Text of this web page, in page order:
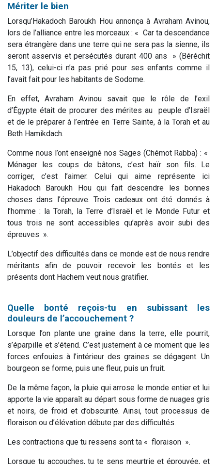
Mériter le bien
Lorsqu’Hakadoch Baroukh Hou annonça à Avraham Avinou,
lors de l’alliance entre les morceaux : « Car ta descendance
sera étrangère dans une terre qui ne sera pas la sienne, ils
seront asservis et persécutés durant 400 ans » (Béréchit
15, 13), celui-ci n’a pas prié pour ses enfants comme il
l’avait fait pour les habitants de Sodome.
En effet, Avraham Avinousavait que le rôle de l’exil
d’Égypte était de procurer des mérites au peuple d’Israël
et de le préparer à l’entrée en Terre Sainte, à laTorahet au
Beth Hamikdach.
Comme nous l’ont enseigné nos Sages (Chémot Rabba) : «
Ménager les coups de bâtons, c’est haïr son fils. Le
corriger, c’est l’aimer. Celui qui aime représente ici
Hakadoch Baroukh Hou qui fait descendre les bonnes
choses dans l’épreuve. Trois cadeaux ont été donnés à
l’homme : la Torah, la Terre d’Israël et le Monde Futur et
tous trois ne sont accessibles qu’après avoir subi des
épreuves ».
L’objectif des difficultés dans ce monde est de nous rendre
méritants afin de pouvoir recevoir les bontés et les
présents dont Hachem veut nous gratifier.
Quelle bonté reçois-tu en subissant les
douleurs de l’accouchement ?
Lorsque l’on plante une graine dans la terre, elle pourrit,
s’éparpille et s’étend. C’est justement à ce moment que les
forces enfouies à l’intérieur des graines se dégagent. Un
bourgeon se forme, puis une fleur, puis un fruit.
De la même façon, la pluie qui arrose le monde entier et lui
apporte la vie apparaît au départ sous forme de nuages gris
et noirs, de froid et d’obscurité. Ainsi, tout processus de
floraison ou d’élévation débute par des difficultés.
Les contractions que tu ressens sont ta « floraison ».
Lorsque tu accouches, tu te sens meurtrie et éprouvée, et